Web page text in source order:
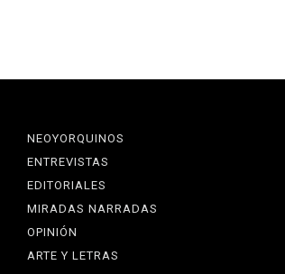
NEOYORQUINOS
ENTREVISTAS
EDITORIALES
MIRADAS NARRADAS
OPINIÓN
ARTE Y LETRAS